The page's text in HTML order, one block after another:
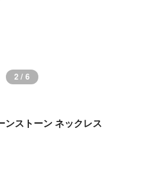
3 / 6
ンストーン ネックレス